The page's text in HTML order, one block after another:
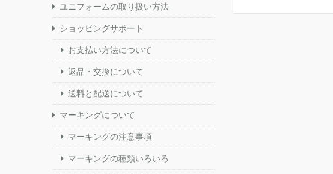
ユニフォームの取り扱い方法
ショッピングサポート
お支払い方法について
返品・交換について
送料と配送について
マーキングについて
マーキングの注意事項
マーキングの種類いろいろ